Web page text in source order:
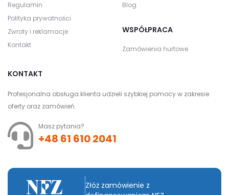
Regulamin
Polityka prywatności
Zwroty i reklamacje
Kontakt
Blog
WSPÓŁPRACA
Zamówienia hurtowe
KONTAKT
Profesjonalna obsługa klienta udzieli szybkiej pomocy w zakresie
oferty oraz zamówień.
Masz pytania?
+48 61 610 2041
Złóż zamówienie z